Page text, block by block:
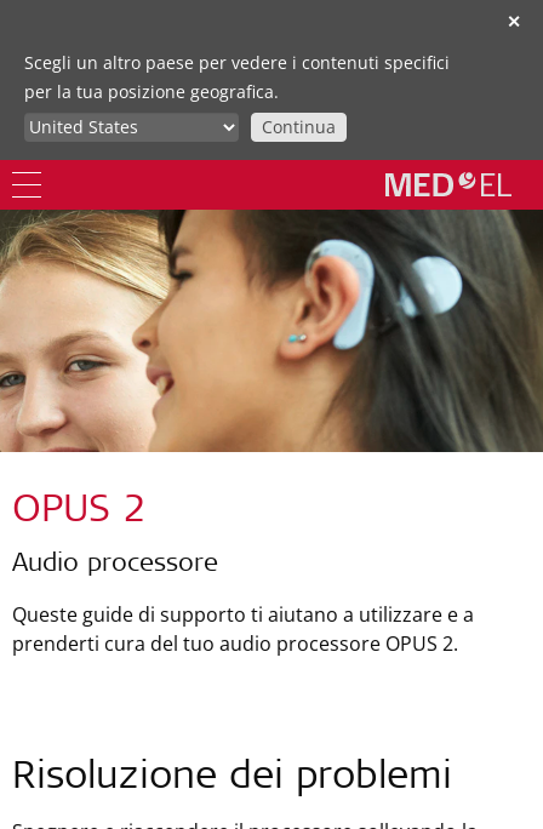
✕
Scegli un altro paese per vedere i contenuti specifici
per la tua posizione geografica.
Continua
OPUS 2
Audio processore
Queste guide di supporto ti aiutano a utilizzare e a
prenderti cura del tuo audio processore OPUS 2.
Risoluzione dei problemi